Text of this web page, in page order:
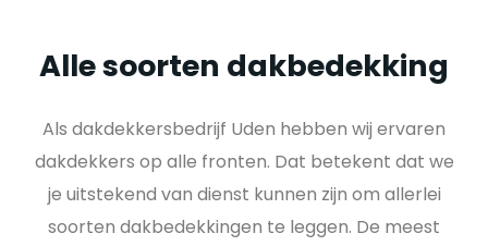
Alle soorten dakbedekking
Als dakdekkersbedrijf Uden hebben wij ervaren
dakdekkers op alle fronten. Dat betekent dat we
je uitstekend van dienst kunnen zijn om allerlei
soorten dakbedekkingen te leggen. De meest